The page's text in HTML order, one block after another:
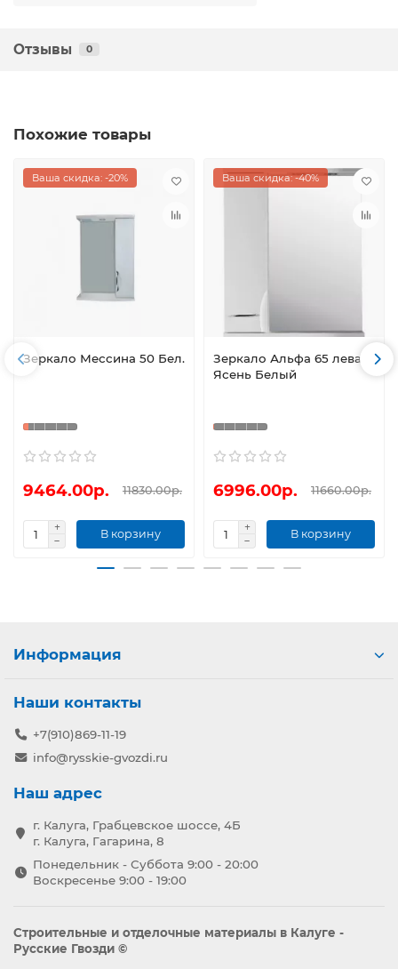
Отзывы 0
Похожие товары
Ваша скидка: -20%
Зеркало Мессина 50 Бел.
9464.00р. 11830.00р.
В корзину
Ваша скидка: -40%
Зеркало Альфа 65 левая
Ясень Белый
6996.00р. 11660.00р.
В корзину
Информация
Наши контакты
+7(910)869-11-19
info@rysskie-gvozdi.ru
Наш адрес
г. Калуга, Грабцевское шоссе, 4Б
г. Калуга, Гагарина, 8
Понедельник - Суббота 9:00 - 20:00
Воскресенье 9:00 - 19:00
Строительные и отделочные материалы в Калуге -
Русские Гвозди ©